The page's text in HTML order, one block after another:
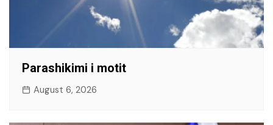
Parashikimi i motit
August 6, 2026